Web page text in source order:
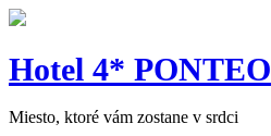
Hotel 4* PONTEO
Miesto, ktoré vám zostane v srdci